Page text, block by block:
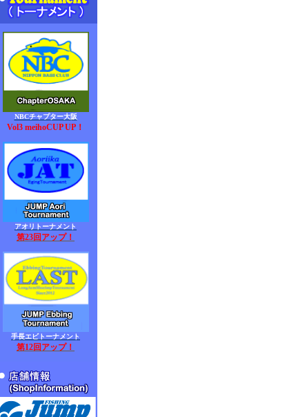
NBCチャプター大阪
Vol3 meihoCUP UP！
アオリトーナメント
第23回アップ！
手長エビトーナメント
第12回アップ！